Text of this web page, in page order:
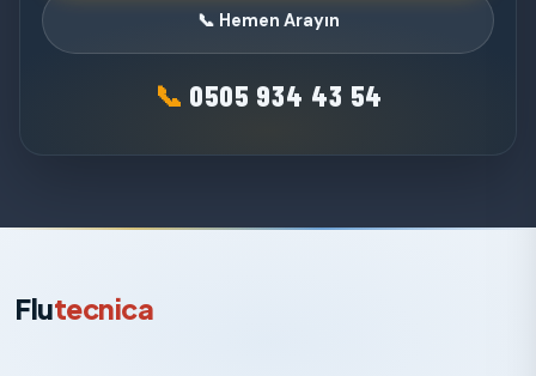
📞 Hemen Arayın
📞 0505 934 43 54
Flutecnica